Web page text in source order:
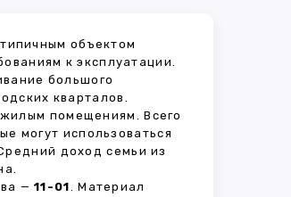
объектом
к эксплуатации.
большого
кварталов.
помещениям. Всего
могут использоваться
доход семьи из
—11-01. Материал